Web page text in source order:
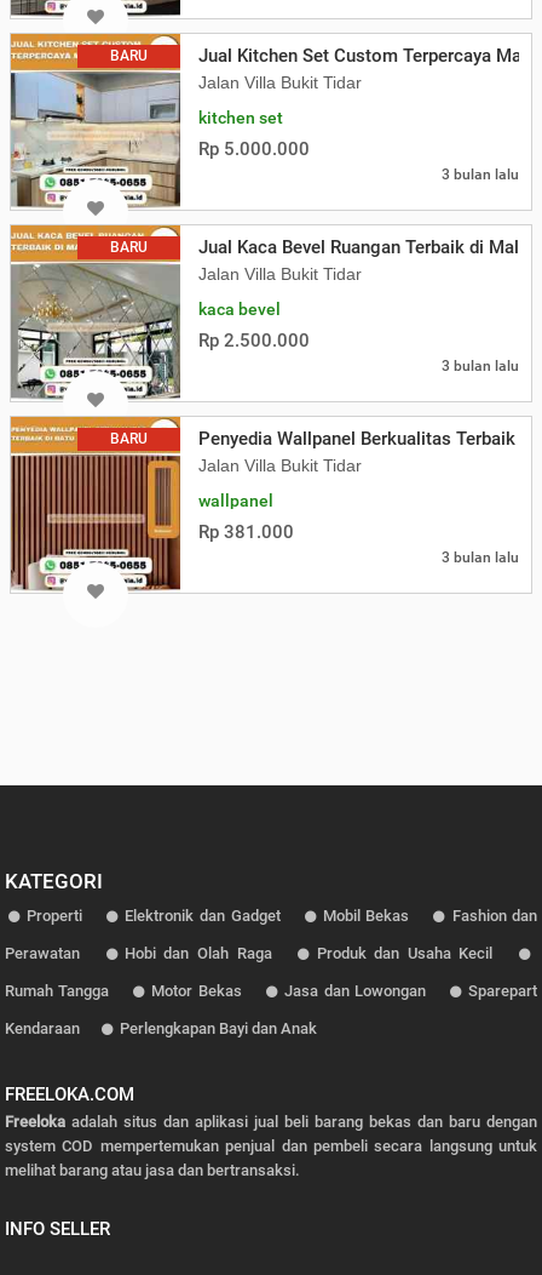
BARU Jual Kitchen Set Custom Terpercaya
Jalan Villa Bukit Tidar
kitchen set
Rp 5.000.000
3 bulan lalu
BARU Jual Kaca Bevel Ruangan Terbaik di
Jalan Villa Bukit Tidar
kaca bevel
Rp 2.500.000
3 bulan lalu
BARU Penyedia Wallpanel Berkualitas Terbaik di
Jalan Villa Bukit Tidar
wallpanel
Rp 381.000
3 bulan lalu
KATEGORI
Properti Elektronik dan Gadget Mobil Bekas Fashion dan
Perawatan Hobi dan Olah Raga Produk dan Usaha Kecil
Rumah Tangga Motor Bekas Jasa dan Lowongan Sparepart
Kendaraan Perlengkapan Bayi dan Anak
FREELOKA.COM
Freelokaadalah situs dan aplikasi jual beli barang bekas dan baru dengan
system COD mempertemukan penjual dan pembeli secara langsung untuk
melihat barang atau jasa dan bertransaksi.
INFO SELLER